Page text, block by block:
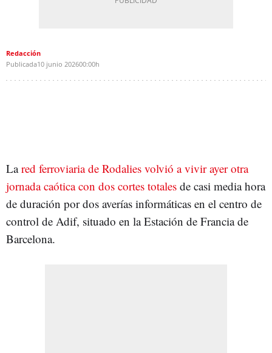
Redacción
Publicada10 junio 202600:00h
Lared ferroviaria de Rodalies volvió a vivir ayer otra
jornada caótica con dos cortes totales de casi media hora
de duración por dos averías informáticas en el centro de
control de Adif, situado en la Estación de Francia de
Barcelona.